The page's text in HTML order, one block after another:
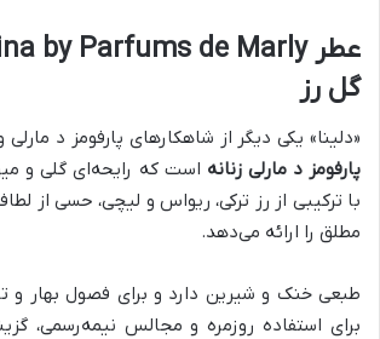
گل رز
«دلینا» یکی دیگر از شاهکارهای پارفومز د مارلی
پارفومز د مارلی زنانه است که رایحه‌ای گلی و
با ترکیبی از رز ترکی، ریواس و لیچی، حسی از
مطلق را ارائه می‌دهد.
طبعی خنک و شیرین دارد و برای فصول بهار و
برای استفاده روزمره و مجالس نیمه‌رسمی،